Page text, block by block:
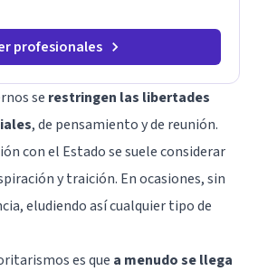
profesionales
se restringen las libertades
, de pensamiento y de reunión.
con el Estado se suele considerar
y traición. En ocasiones, sin
eludiendo así cualquier tipo de
es que a menudo se llega